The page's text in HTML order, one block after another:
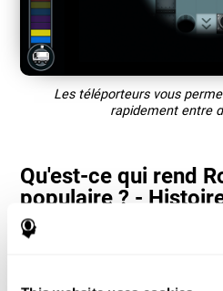
Les téléporteurs vous
rapidement entre
Qu'est-ce qui rend
populaire ? -
Les jeux d'estimation et de vitesse
apporter des réponses correctes